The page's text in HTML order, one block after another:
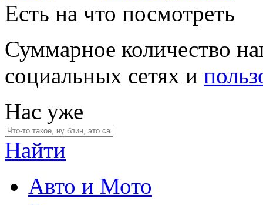
Есть на что посмотреть
Суммарное количество
социальных сетях и
Нас уже
Найти
Авто и Мото